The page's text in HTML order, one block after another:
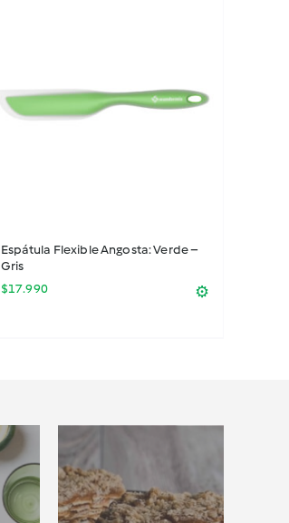
Espátula Flexible Angosta: Verde –
Gris
$17.990 ⚙️